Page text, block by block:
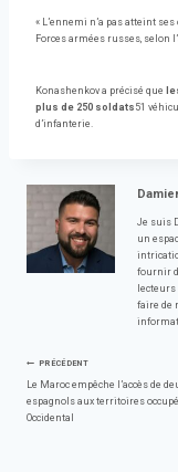
« L’ennemi n’a pas atteint
Forces armées russes, selon
Konashenkov a précisé que
plus de 250 soldats 51
d’infanterie.
Je suis
un
fournir
faire de
Navigation
de
PRÉCÉDENT
Le Maroc empêche l’accès de
espagnols aux territoires
Occidental